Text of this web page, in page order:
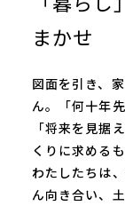
まかせ
図⾯を引き、
ん。「何十年
「将来を⾒据
くりに求める
わたしたちは
ん向き合い、